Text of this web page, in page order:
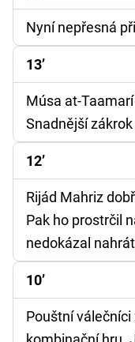
Nyní nepřesná
13’
Músa at-
Snadnější
12’
Rijád Mahriz
Pak ho prostrčil
nedokázal
10’
Pouštní